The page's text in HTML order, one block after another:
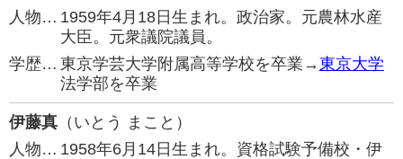
人物… 1959年4月18日生まれ。政治家。元農林水産
大臣。元衆議院議員。
学歴… 東京学芸大学附属高等学校を卒業→東京大学
法学部を卒業
伊藤真 （いとう まこと）
人物… 1958年6月14日生まれ。資格試験予備校・伊